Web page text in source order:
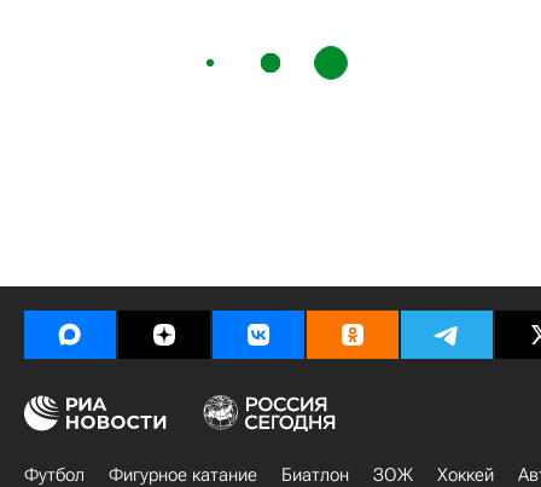
Футбол Фигурное катание Биатлон ЗОЖ Хоккей